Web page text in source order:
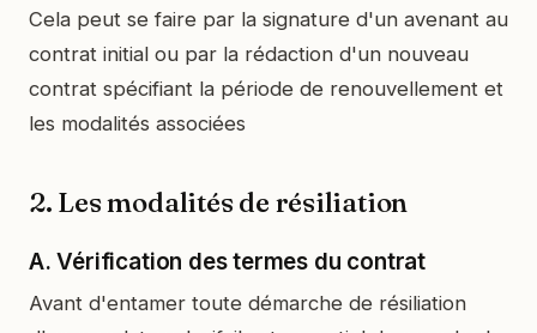
Cela peut se faire par la signature d'un avenant au
contrat initial ou par la rédaction d'un nouveau
contrat spécifiant la période de renouvellement et
les modalités associées
2. Les modalités de résiliation
A. Vérification des termes du contrat
Avant d'entamer toute démarche de résiliation